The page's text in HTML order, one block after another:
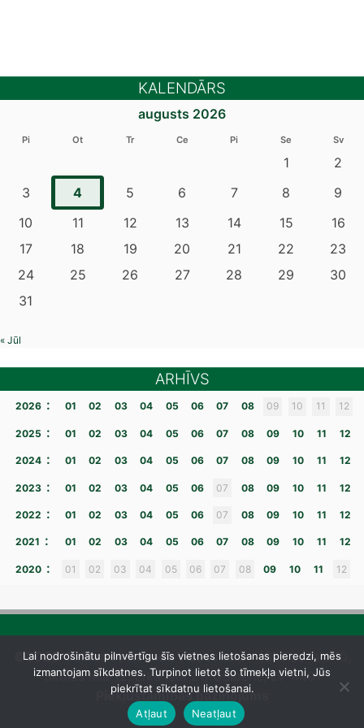
KALENDĀRS
augusts 2026
Pi Ot Tr Ce Pi Se Sv
1
2
3
4 5 6 7 8
9
10
11 12 13 14 15
16
17
18 19 20 21 22
23
24
25 26 27 28 29
30
31
« Jūl
ARHĪVS
2026 : 01 02 03 04 05 06 07 08 09 10 11 12
2025 : 01 02 03 04 05 06 07 08 09 10 11 12
2024 : 01 02 03 04 05 06 07 08 09 10 11 12
2023 : 01 02 03 04 05 06 07 08 09 10 11 12
2022 : 01 02 03 04 05 06 07 08 09 10 11 12
2021 : 01 02 03 04 05 06 07 08 09 10 11 12
2020 : 01 02 03 04 05 06 07 08 09 10 11 12
©2026 Gulbenes novada vidusskola– [Skolas iela 10,
Skolas iela 12, Līkā iela 21] Gulbene, LV-4401
Piekļūstamības paziņojums
Lai nodrošinātu pilnvērtīgu šīs vietnes lietošanas pieredzi, mēs
izmantojam sīkdatnes. Turpinot lietot šo tīmekļa vietni, Jūs
piekrītat sīkdatņu lietošanai.
Atļaut
Neatļaut